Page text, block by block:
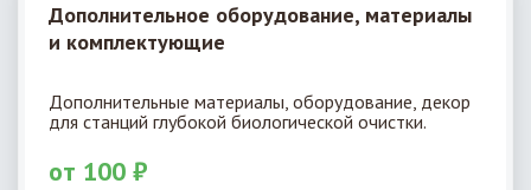
Дополнительное оборудование, материалы
и комплектующие
Дополнительные материалы, оборудование, декор
для станций глубокой биологической очистки.
от 100 ₽